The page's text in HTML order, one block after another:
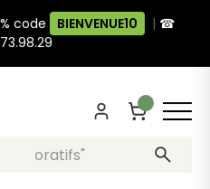
code BIENVENUE10 | ☎
décoratifs"